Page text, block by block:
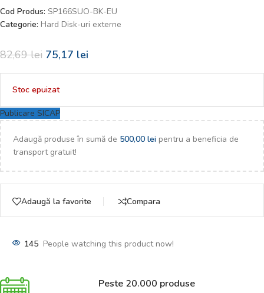
Cod Produs: SP166SUO-BK-EU
Categorie: Hard Disk-uri externe
82,69lei 75,17 lei
Stoc epuizat
Publicare SICAP
Adaugă produse în sumă de 500,00 lei pentru a beneficia de
transport gratuit!
Adaugă la favorite Compara
145 People watching this product now!
Peste 20.000 produse